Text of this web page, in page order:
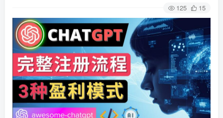
125 15